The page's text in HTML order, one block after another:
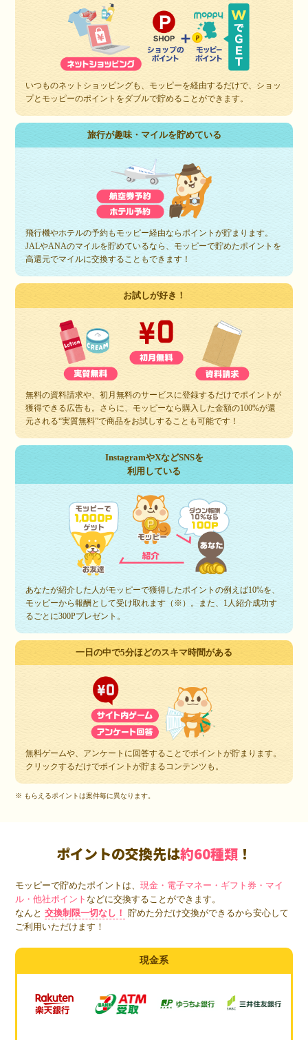
いつものネットショッピングも、モッピーを経由するだけで、ショッ
プとモッピーのポイントをダブルで貯めることができます。
旅行が趣味・マイルを貯めている
飛行機やホテルの予約もモッピー経由ならポイントが貯まります。
JALやANAのマイルを貯めているなら、モッピーで貯めたポイントを
高還元でマイルに交換することもできます！
お試しが好き！
無料の資料請求や、初月無料のサービスに登録するだけでポイントが
獲得できる広告も。さらに、モッピーなら購入した金額の100%が還
元される“実質無料”で商品をお試しすることも可能です！
InstagramやXなどSNSを
利用している
あなたが紹介した人がモッピーで獲得したポイントの例えば10%を、
モッピーから報酬として受け取れます（※）。また、1人紹介成功す
るごとに300Pプレゼント。
一日の中で5分ほどのスキマ時間がある
無料ゲームや、アンケートに回答することでポイントが貯まります。
クリックするだけでポイントが貯まるコンテンツも。
※ もらえるポイントは案件毎に異なります。
ポイントの交換先は約60種類 ！
モッピーで貯めたポイントは、現金・電子マネー・ギフト券・マイ
ル・他社ポイントなどに交換することができます。
なんと 交換制限一切なし！
貯めた分だけ交換ができるから安心して
ご利用いただけます！
現金系